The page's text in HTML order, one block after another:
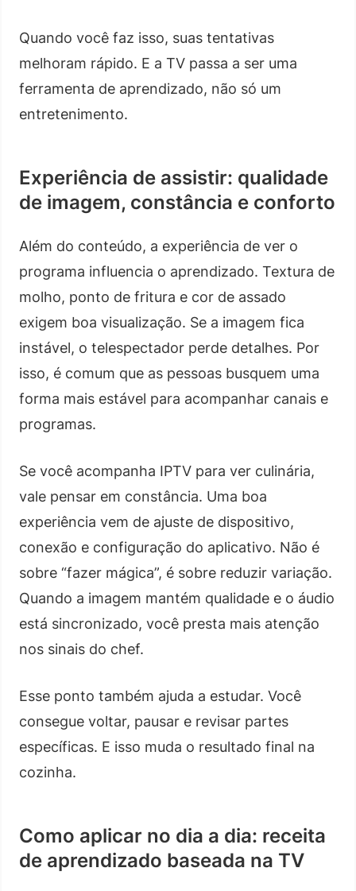
Quando você faz isso, suas tentativas
melhoram rápido. E a TV passa a ser uma
ferramenta de aprendizado, não só um
entretenimento.
Experiência de assistir: qualidade
de imagem, constância e conforto
Além do conteúdo, a experiência de ver o
programa influencia o aprendizado. Textura de
molho, ponto de fritura e cor de assado
exigem boa visualização. Se a imagem fica
instável, o telespectador perde detalhes. Por
isso, é comum que as pessoas busquem uma
forma mais estável para acompanhar canais e
programas.
Se você acompanha IPTV para ver culinária,
vale pensar em constância. Uma boa
experiência vem de ajuste de dispositivo,
conexão e configuração do aplicativo. Não é
sobre “fazer mágica”, é sobre reduzir variação.
Quando a imagem mantém qualidade e o áudio
está sincronizado, você presta mais atenção
nos sinais do chef.
Esse ponto também ajuda a estudar. Você
consegue voltar, pausar e revisar partes
específicas. E isso muda o resultado final na
cozinha.
Como aplicar no dia a dia: receita
de aprendizado baseada na TV